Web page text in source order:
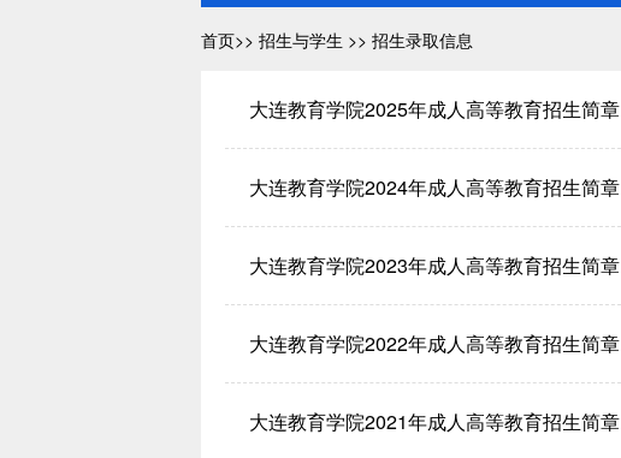
首页>> 招生与学生 >> 招生录取信息
大连教育学院2025年成人高等教育招生简章
大连教育学院2024年成人高等教育招生简章
大连教育学院2023年成人高等教育招生简章
大连教育学院2022年成人高等教育招生简章
大连教育学院2021年成人高等教育招生简章